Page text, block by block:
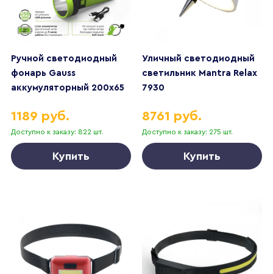
Ручной светодиодный
фонарь Gauss
аккумуляторный 200х65
Доступно к заказу: 822 шт.
1189 руб.
Купить
Уличный светодиодный
светильник Mantra Relax
7930
Доступно к заказу: 275 шт.
8761 руб.
Купить